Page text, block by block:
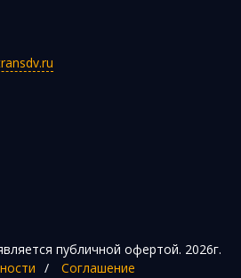
публичной офертой. 2026г.
/ Соглашение